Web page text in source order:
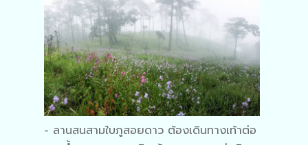
- ลานสนสามใบภูสอยดาว ต้องเดินทางเท้าต่อ